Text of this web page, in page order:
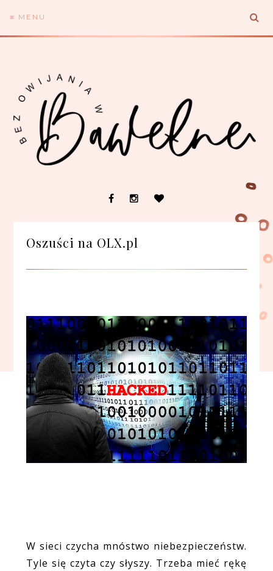
≡ MENU
Oszuści na OLX.pl
W sieci czycha mnóstwo niebezpieczeństw.
Tyle się czyta czy słyszy. Trzeba mieć rękę